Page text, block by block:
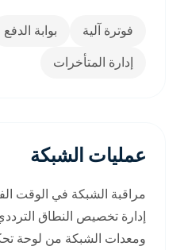
التسويق الرقمي
إدارة تكنولوجيا المعلومات
ساحة المصممين
أم الفحم
فوترة آلية بوابة الدفع
إدارة المتأخرات
عمليات الشبكة
إدارة تخصيص النطاق
ومعدات الشبكة من لوحة